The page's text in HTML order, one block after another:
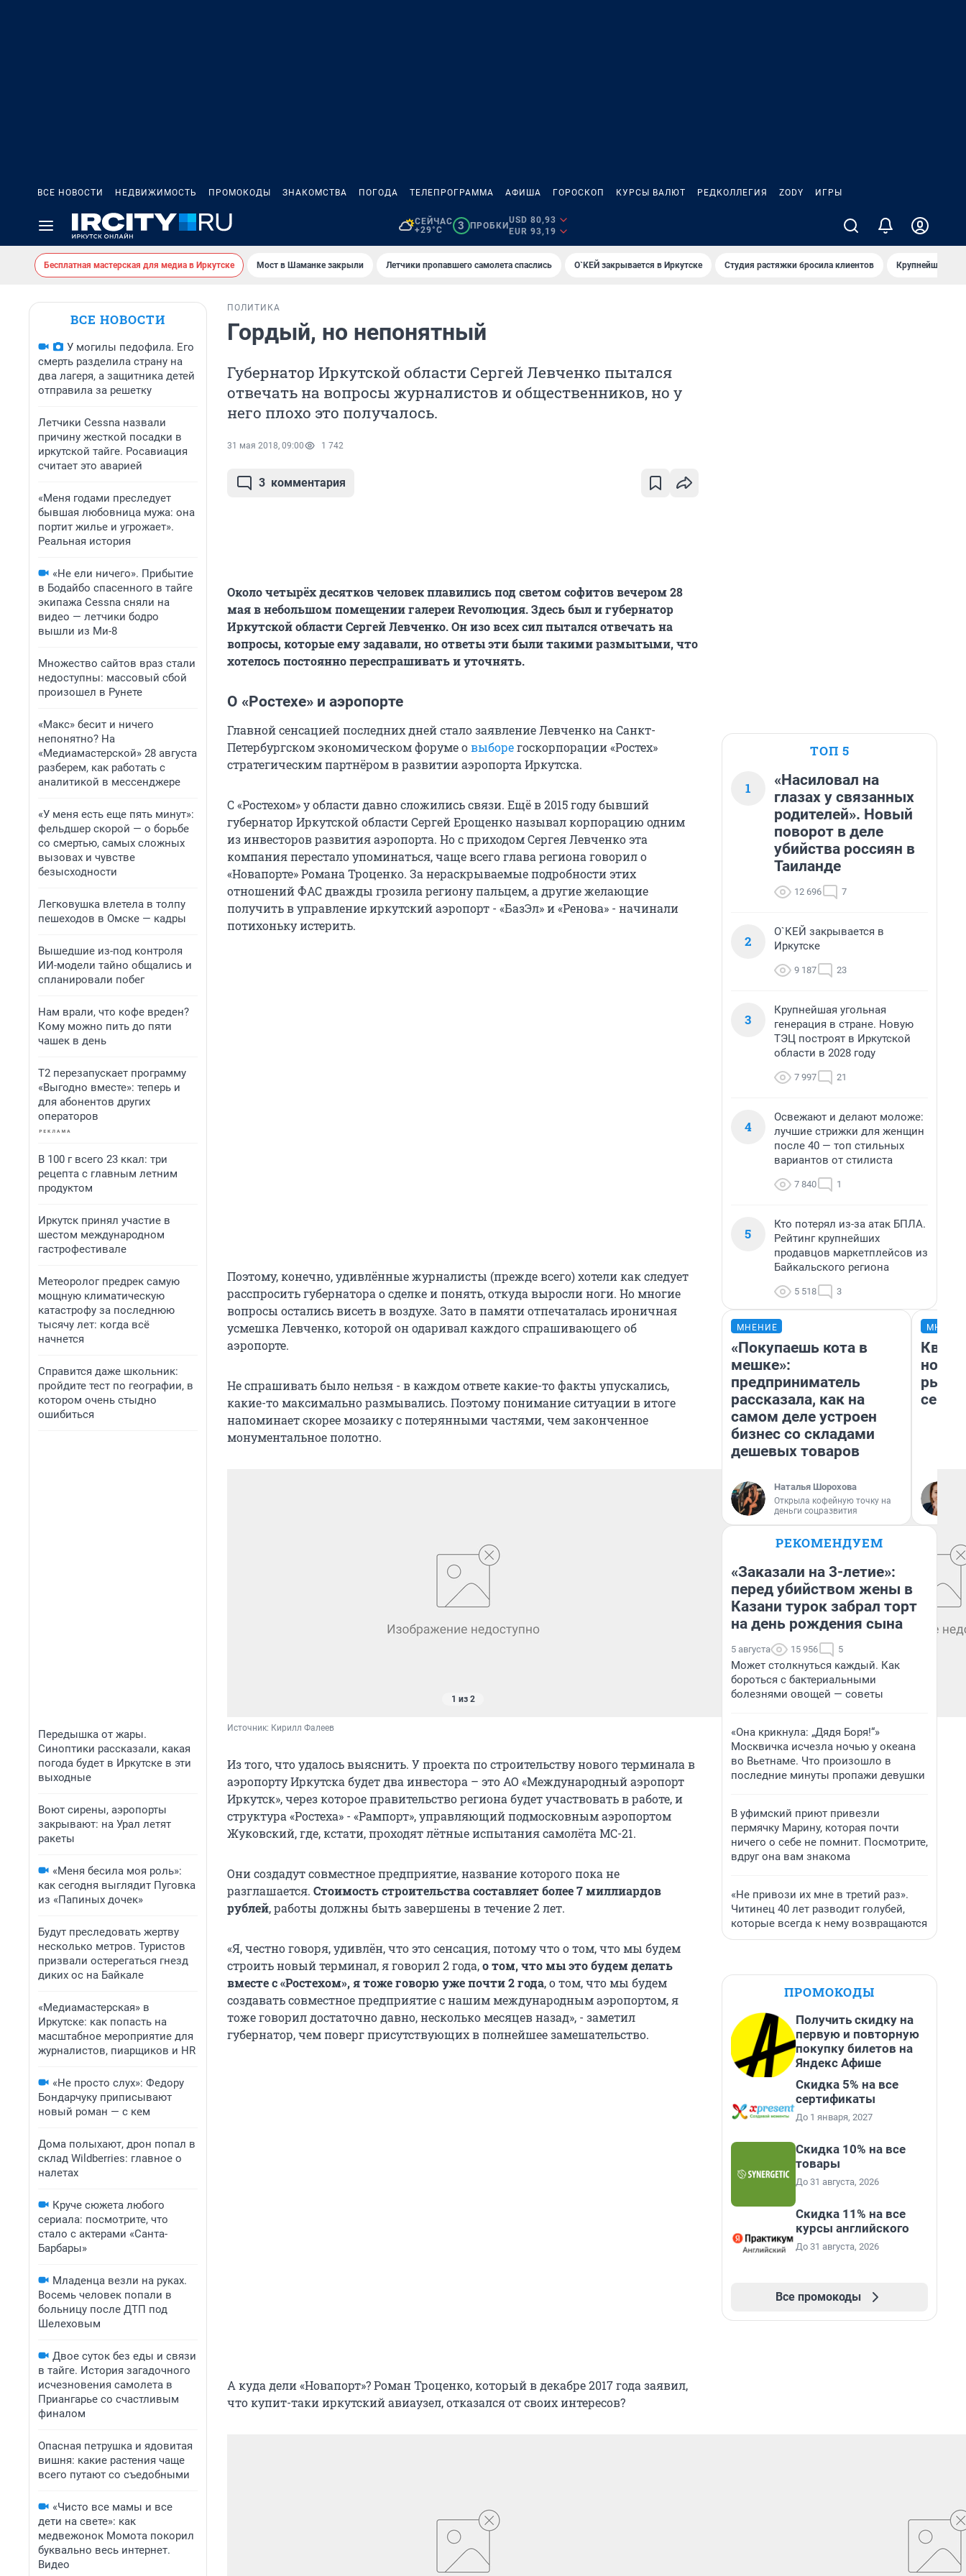
ВСЕ НОВОСТИ НЕДВИЖИМОСТЬ ПРОМОКОДЫ ЗНАКОМСТВА ПОГОДА ТЕЛЕПРОГРАММА АФИША ГОРОСКОП КУРСЫ ВАЛЮТ РЕДКОЛЛЕГИЯ ZODY ИГРЫ
СЕЙЧАС
+29°C
3 ПРОБКИ
USD 80,93
EUR 93,19
Бесплатная мастерская для медиа в Иркутске Мост в Шаманке закрыли Летчики пропавшего самолета спаслись О`КЕЙ закрывается в Иркутске Студия растяжки бросила клиентов Крупнейшие
ВСЕ НОВОСТИ
У могилы педофила. Его
смерть разделила страну на
два лагеря, а защитника детей
отправила за решетку
Летчики Cessna назвали
причину жесткой посадки в
иркутской тайге. Росавиация
считает это аварией
«Меня годами преследует
бывшая любовница мужа: она
портит жилье и угрожает».
Реальная история
«Не ели ничего». Прибытие
в Бодайбо спасенного в тайге
экипажа Cessna сняли на
видео — летчики бодро
вышли из Ми-8
Множество сайтов враз стали
недоступны: массовый сбой
произошел в Рунете
«Макс» бесит и ничего
непонятно? На
«Медиамастерской» 28 августа
разберем, как работать с
аналитикой в мессенджере
«У меня есть еще пять минут»:
фельдшер скорой — о борьбе
со смертью, самых сложных
вызовах и чувстве
безысходности
Легковушка влетела в толпу
пешеходов в Омске — кадры
Вышедшие из-под контроля
ИИ-модели тайно общались и
спланировали побег
Нам врали, что кофе вреден?
Кому можно пить до пяти
чашек в день
Т2 перезапускает программу
«Выгодно вместе»: теперь и
для абонентов других
операторов
В 100 г всего 23 ккал: три
рецепта с главным летним
продуктом
Иркутск принял участие в
шестом международном
гастрофестивале
Метеоролог предрек самую
мощную климатическую
катастрофу за последнюю
тысячу лет: когда всё
начнется
Справится даже школьник:
пройдите тест по географии, в
котором очень стыдно
ошибиться
Передышка от жары.
Синоптики рассказали, какая
погода будет в Иркутске в эти
выходные
Воют сирены, аэропорты
закрывают: на Урал летят
ракеты
«Меня бесила моя роль»:
как сегодня выглядит Пуговка
из «Папиных дочек»
Будут преследовать жертву
несколько метров. Туристов
призвали остерегаться гнезд
диких ос на Байкале
«Медиамастерская» в
Иркутске: как попасть на
масштабное мероприятие для
журналистов, пиарщиков и HR
«Не просто слух»: Федору
Бондарчуку приписывают
новый роман — с кем
Дома полыхают, дрон попал в
склад Wildberries: главное о
налетах
Круче сюжета любого
сериала: посмотрите, что
стало с актерами «Санта-
Барбары»
Младенца везли на руках.
Восемь человек попали в
больницу после ДТП под
Шелеховым
Двое суток без еды и связи
в тайге. История загадочного
исчезновения самолета в
Приангарье со счастливым
финалом
Опасная петрушка и ядовитая
вишня: какие растения чаще
всего путают со съедобными
«Чисто все мамы и все
дети на свете»: как
медвежонок Момота покорил
буквально весь интернет.
Видео
ПОЛИТИКА
Гордый, но непонятный
Губернатор Иркутской области Сергей Левченко пытался
отвечать на вопросы журналистов и общественников, но у
него плохо это получалось.
31 мая 2018, 09:00 1 742
3 комментария
Около четырёх десятков человек плавились под светом софитов вечером 28
мая в небольшом помещении галереи Revoлюция. Здесь был и губернатор
Иркутской области Сергей Левченко. Он изо всех сил пытался отвечать на
вопросы, которые ему задавали, но ответы эти были такими размытыми, что
хотелось постоянно переспрашивать и уточнять.
О «Ростехе» и аэропорте
Главной сенсацией последних дней стало заявление Левченко на Санкт-
Петербургском экономическом форуме овыборегоскорпорации «Ростех»
стратегическим партнёром в развитии аэропорта Иркутска.
С «Ростехом» у области давно сложились связи. Ещё в 2015 году бывший
губернатор Иркутской области Сергей Ерощенко называл корпорацию одним
из инвесторов развития аэропорта. Но с приходом Сергея Левченко эта
компания перестало упоминаться, чаще всего глава региона говорил о
«Новапорте» Романа Троценко. За нераскрываемые подробности этих
отношений ФАС дважды грозила региону пальцем, а другие желающие
получить в управление иркутский аэропорт - «БазЭл» и «Ренова» - начинали
потихоньку истерить.
Поэтому, конечно, удивлённые журналисты (прежде всего) хотели как следует
расспросить губернатора о сделке и понять, откуда выросли ноги. Но многие
вопросы остались висеть в воздухе. Зато в памяти отпечаталась ироничная
усмешка Левченко, которой он одаривал каждого спрашивающего об
аэропорте.
Не спрашивать было нельзя - в каждом ответе какие-то факты упускались,
какие-то максимально размывались. Поэтому понимание ситуации в итоге
напоминает скорее мозаику с потерянными частями, чем законченное
монументальное полотно.
1 из 2
Источник: Кирилл Фалеев
Из того, что удалось выяснить. У проекта по строительству нового терминала в
аэропорту Иркутска будет два инвестора – это АО «Международный аэропорт
Иркутск», через которое правительство региона будет участвовать в работе, и
структура «Ростеха» - «Рампорт», управляющий подмосковным аэропортом
Жуковский, где, кстати, проходят лётные испытания самолёта МС-21.
Они создадут совместное предприятие, название которого пока не
разглашается. Стоимость строительства составляет более 7 миллиардов
рублей, работы должны быть завершены в течение 2 лет.
«Я, честно говоря, удивлён, что это сенсация, потому что о том, что мы будем
строить новый терминал, я говорил 2 года,о том, что мы это будем делать
вместе с «Ростехом», я тоже говорю уже почти 2 года, о том, что мы будем
создавать совместное предприятие с нашим международным аэропортом, я
тоже говорил достаточно давно, несколько месяцев назад», - заметил
губернатор, чем поверг присутствующих в полнейшее замешательство.
А куда дели «Новапорт»? Роман Троценко, который в декабре 2017 года заявил,
что купит-таки иркутский авиаузел, отказался от своих интересов?
ТОП 5
1
«Насиловал на
глазах у связанных
родителей». Новый
поворот в деле
убийства россиян в
Таиланде
12 696 7
2
О`КЕЙ закрывается в
Иркутске
9 187 23
3
Крупнейшая угольная
генерация в стране. Новую
ТЭЦ построят в Иркутской
области в 2028 году
7 997 21
4
Освежают и делают моложе:
лучшие стрижки для женщин
после 40 — топ стильных
вариантов от стилиста
7 840 1
5
Кто потерял из-за атак БПЛА.
Рейтинг крупнейших
продавцов маркетплейсов из
Байкальского региона
5 518 3
МНЕНИЕ
«Покупаешь кота в
мешке»:
предприниматель
рассказала, как на
самом деле устроен
бизнес со складами
дешевых товаров
Наталья Шорохова
Открыла кофейную точку на
деньги соцразвития
но
РЕКОМЕНДУЕМ
«Заказали на 3-летие»:
перед убийством жены в
Казани турок забрал торт
на день рождения сына
5 августа 15 956 5
Может столкнуться каждый. Как
бороться с бактериальными
болезнями овощей — советы
«Она крикнула: „Дядя Боря!“»
Москвичка исчезла ночью у океана
во Вьетнаме. Что произошло в
последние минуты пропажи девушки
В уфимский приют привезли
пермячку Марину, которая почти
ничего о себе не помнит. Посмотрите,
вдруг она вам знакома
«Не привози их мне в третий раз».
Читинец 40 лет разводит голубей,
которые всегда к нему возвращаются
ПРОМОКОДЫ
Получить скидку на
первую и повторную
покупку билетов на
Яндекс Афише
Скидка 5% на все
сертификаты
До 1 января, 2027
Скидка 10% на все
товары
До 31 августа, 2026
Скидка 11% на все
курсы английского
До 31 августа, 2026
Все промокоды